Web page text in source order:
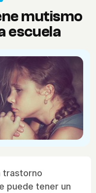
mutismo
escuela
trastorno
puede tener un